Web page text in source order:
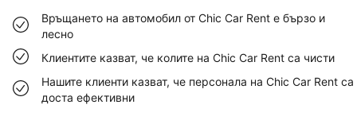
Връщането на автомобил от Chic Car Rent е бързо и
лесно
Клиентите казват, че колите на Chic Car Rent са чисти
Нашите клиенти казват, че персонала на Chic Car Rent са
доста ефективни